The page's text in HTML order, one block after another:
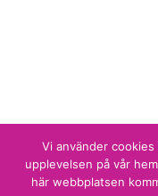
Sidan
Vi använder
upplevelsen på vår
här webbplatsen